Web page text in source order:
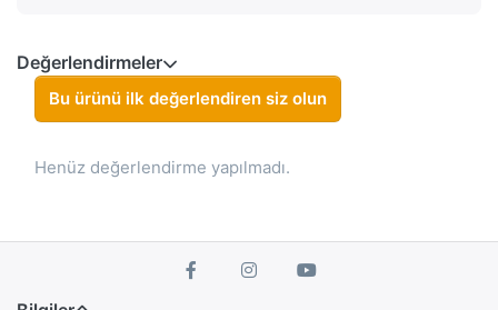
Değerlendirmeler
Bu ürünü ilk değerlendiren siz olun
Henüz değerlendirme yapılmadı.